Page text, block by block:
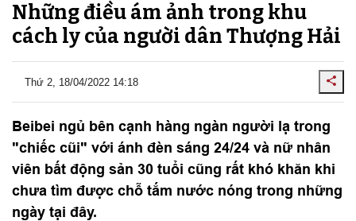
Những điều ám ảnh trong khu
cách ly của người dân Thượng Hải
Thứ 2, 18/04/2022 14:18
Beibei ngủ bên cạnh hàng ngàn người lạ trong
"chiếc cũi" với ánh đèn sáng 24/24 và nữ nhân
viên bất động sản 30 tuổi cũng rất khó khăn khi
chưa tìm được chỗ tắm nước nóng trong những
ngày tại đây.